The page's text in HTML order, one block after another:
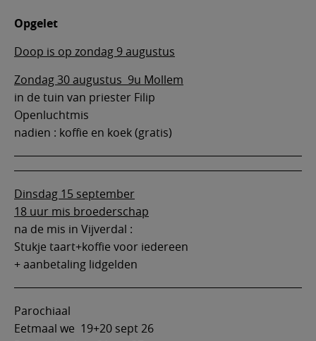
Opgelet
Doop is op zondag 9 augustus
Zondag 30 augustus 9u Mollem
in de tuin van priester Filip
Openluchtmis
nadien : koffie en koek (gratis)
Dinsdag 15 september
18 uur mis broederschap
na de mis in Vijverdal :
Stukje taart+koffie voor iedereen
+ aanbetaling lidgelden
Parochiaal
Eetmaal we 19+20 sept 26